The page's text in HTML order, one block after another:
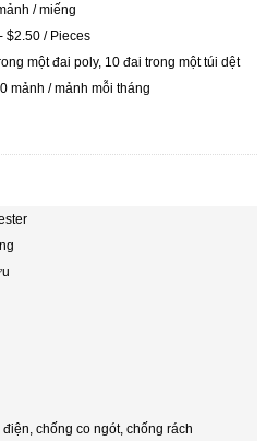
/ miếng
$2.50 / Pieces
một đai poly, 10 đai trong một túi dệt
mảnh / mảnh mỗi tháng
chống co ngót, chống rách